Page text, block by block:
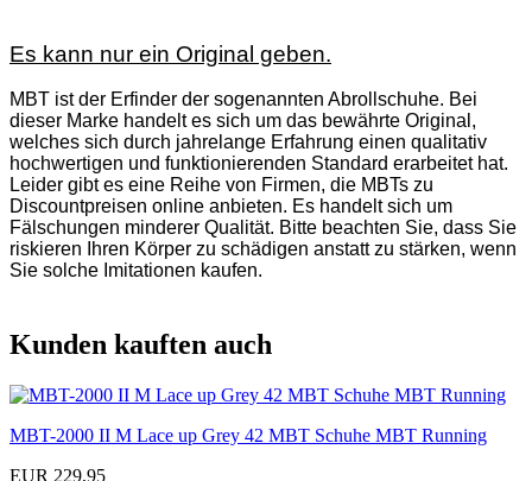
Es kann nur ein Original geben.
MBT ist der Erfinder der sogenannten Abrollschuhe. Bei
dieser Marke handelt es sich um das bewährte Original,
welches sich durch jahrelange Erfahrung einen qualitativ
hochwertigen und funktionierenden Standard erarbeitet hat.
Leider gibt es eine Reihe von Firmen, die MBTs zu
Discountpreisen online anbieten. Es handelt sich um
Fälschungen minderer Qualität. Bitte beachten Sie, dass Sie
riskieren Ihren Körper zu schädigen anstatt zu stärken, wenn
Sie solche Imitationen kaufen.
Kunden kauften auch
MBT-2000 II M Lace up Grey 42 MBT Schuhe MBT Running
EUR 229,95